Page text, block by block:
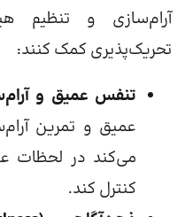
آرام‌سازی و تنظیم
تحریک‌پذیری کمک کنند:
تنفس عمیق و
عمیق و تمرین
می‌کند در لحظات
کنترل کند.